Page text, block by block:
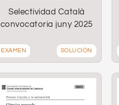
Selectividad Català
convocatoria juny 2025
EXAMEN SOLUCIÓN